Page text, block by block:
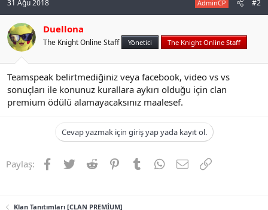
31 Ağu 2018 AdminCP #2
Duellona
The Knight Online Staff Yönetici The Knight Online Staff
Teamspeak belirtmediğiniz veya facebook, video vs vs
sonuçları ile konunuz kurallara aykırı olduğu için clan
premium ödülü alamayacaksınız maalesef.
Cevap yazmak için giriş yap yada kayıt ol.
Paylaş: Facebook
TwitterReddit PinterestTumblrWhatsApp
E-postaLink
Klan Tanıtımları [CLAN PREMİUM]